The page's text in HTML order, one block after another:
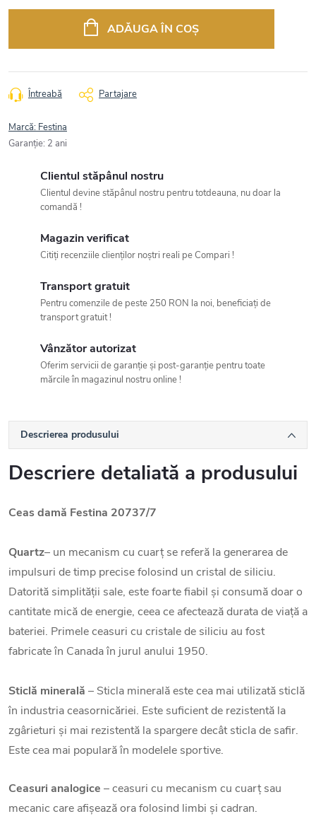
ADĂUGA ÎN COŞ
Întreabă Partajare
Marcă: Festina
Garanţie: 2 ani
Clientul stăpânul nostru
Clientul devine stăpânul nostru pentru totdeauna, nu doar la
comandă !
Magazin verificat
Citiți recenziile clienților noștri reali pe Compari !
Transport gratuit
Pentru comenzile de peste 250 RON la noi, beneficiați de
transport gratuit !
Vânzător autorizat
Oferim servicii de garanție și post-garanție pentru toate
mărcile în magazinul nostru online !
Descrierea produsului
Descriere detaliată a produsului
Ceas damă Festina 20737/7
Quartz– un mecanism cu cuarț se referă la generarea de
impulsuri de timp precise folosind un cristal de siliciu.
Datorită simplității sale, este foarte fiabil și consumă doar o
cantitate mică de energie, ceea ce afectează durata de viață a
bateriei. Primele ceasuri cu cristale de siliciu au fost
fabricate în Canada în jurul anului 1950.
Sticlă minerală – Sticla minerală este cea mai utilizată sticlă
în industria ceasornicăriei. Este suficient de rezistentă la
zgârieturi și mai rezistentă la spargere decât sticla de safir.
Este cea mai populară în modelele sportive.
Ceasuri analogice – ceasuri cu mecanism cu cuarț sau
mecanic care afișează ora folosind limbi și cadran.